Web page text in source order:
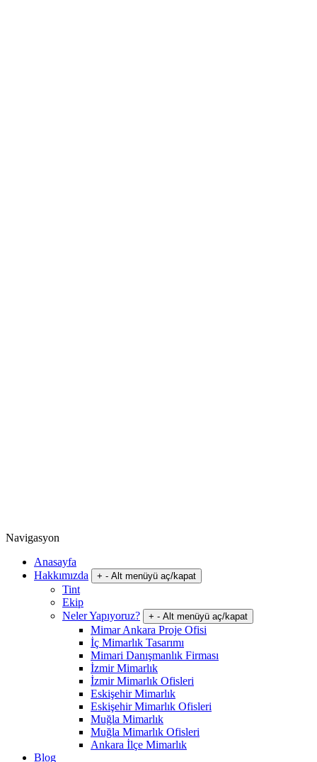
Navigasyon
Anasayfa
Hakkımızda
+ - Alt menüyü aç/kapat
Tint
Ekip
Neler Yapıyoruz?
+ - Alt menüyü aç/kapat
Mimar Ankara Proje Ofisi
İç Mimarlık Tasarımı
Mimari Danışmanlık Firması
İzmir Mimarlık
İzmir Mimarlık Ofisleri
Eskişehir Mimarlık
Eskişehir Mimarlık Ofisleri
Muğla Mimarlık
Muğla Mimarlık Ofisleri
Ankara İlçe Mimarlık
Blog